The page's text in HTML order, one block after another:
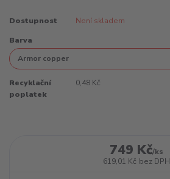
Dostupnost Není skladem
Barva
Recyklační
poplatek
0,48 Kč
749 Kč/ks
619,01 Kč bez DPH